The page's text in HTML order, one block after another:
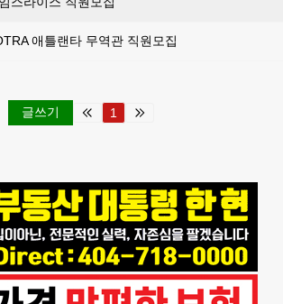
애틀랜타 무역관 직원모집
글쓰기 1